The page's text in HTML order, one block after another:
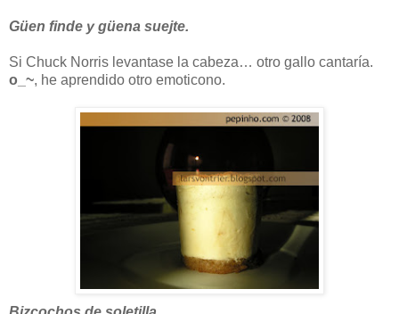
Güen finde y güena suejte.
Si Chuck Norris levantase la cabeza… otro gallo cantaría.
o_~, he aprendido otro emoticono.